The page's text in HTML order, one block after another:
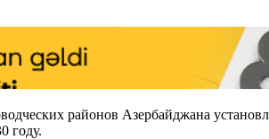
районов Азербайджана
году.